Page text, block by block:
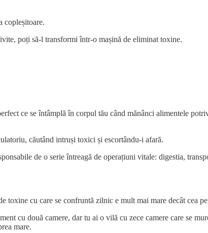
copleșitoare.
poți să-l transformi într-o mașină de eliminat toxine.
ce se întâmplă în corpul tău când mănânci alimentele
căutând intruși toxici și escortându-i afară.
de o serie întreagă de operațiuni vitale: digestia,
cu care se confruntă zilnic e mult mai mare decât cea
cu două camere, dar tu ai o vilă cu zece camere care se
mare.